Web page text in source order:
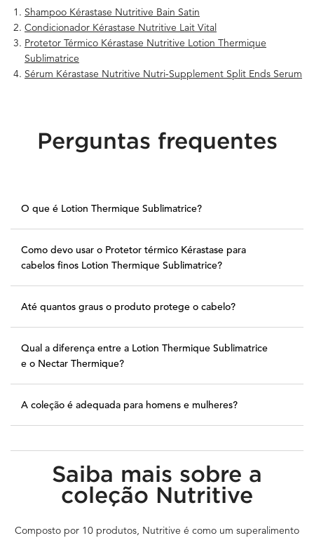
Shampoo Kérastase Nutritive Bain Satin
Condicionador Kérastase Nutritive Lait Vital
Protetor Térmico Kérastase Nutritive Lotion Thermique
Sublimatrice
Sérum Kérastase Nutritive Nutri-Supplement Split Ends Serum
PDP Section FAQ
Perguntas frequentes
O que é Lotion Thermique Sublimatrice?
Como devo usar o Protetor térmico Kérastase para
cabelos finos Lotion Thermique Sublimatrice?
Até quantos graus o produto protege o cabelo?
Qual a diferença entre a Lotion Thermique Sublimatrice
e o Nectar Thermique?
A coleção é adequada para homens e mulheres?
Saiba mais sobre a
coleção Nutritive
Composto por 10 produtos, Nutritive é como um superalimento